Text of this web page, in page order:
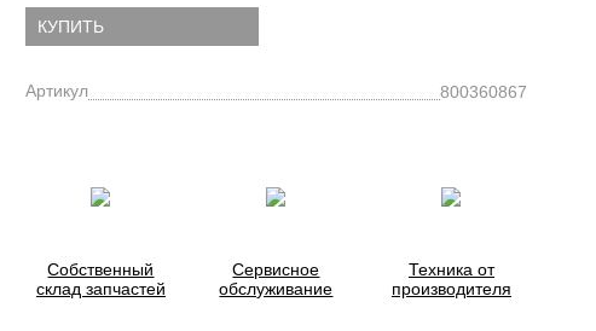
КУПИТЬ
Артикул 800360867
Собственный
склад запчастей
Сервисное
обслуживание
Техника от
производителя